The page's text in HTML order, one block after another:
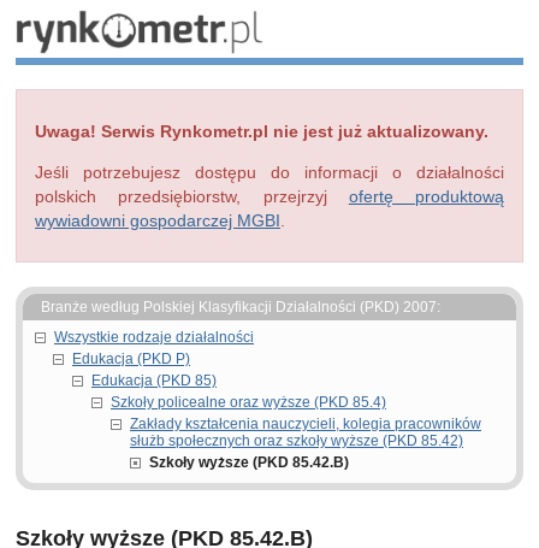
Uwaga! Serwis Rynkometr.pl nie jest już aktualizowany.
Jeśli potrzebujesz dostępu do informacji o działalności
polskich przedsiębiorstw, przejrzyj ofertę produktową
wywiadowni gospodarczej MGBI
Branże według Polskiej Klasyfikacji Działalności (PKD) 2007:
Wszystkie rodzaje działalności
Edukacja (PKD P)
Edukacja (PKD 85)
Szkoły policealne oraz wyższe (PKD 85.4)
Zakłady kształcenia nauczycieli, kolegia pracowników
służb społecznych oraz szkoły wyższe (PKD 85.42)
Szkoły wyższe (PKD 85.42.B)
Szkoły wyższe (PKD 85.42.B)